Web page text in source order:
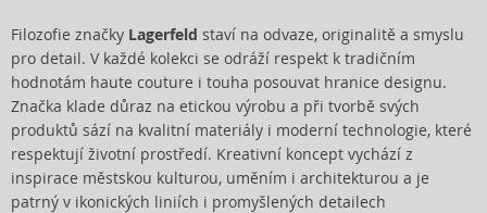
Filozofie značky Lagerfeld staví na odvaze, originalitě a smyslu
pro detail. V každé kolekci se odráží respekt k tradičním
hodnotám haute couture i touha posouvat hranice designu.
Značka klade důraz na etickou výrobu a při tvorbě svých
produktů sází na kvalitní materiály i moderní technologie, které
respektují životní prostředí. Kreativní koncept vychází z
inspirace městskou kulturou, uměním i architekturou a je
patrný v ikonických liniích i promyšlených detailech